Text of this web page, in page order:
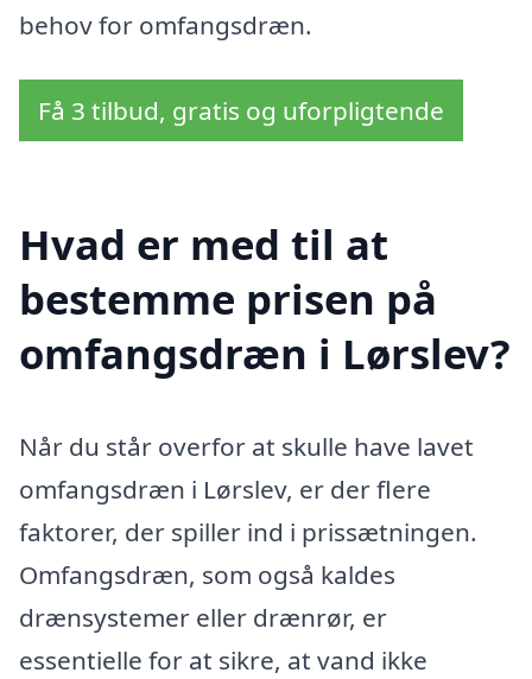
behov for omfangsdræn.
Få 3 tilbud, gratis og uforpligtende
Hvad er med til at
bestemme prisen på
omfangsdræn i Lørslev?
Når du står overfor at skulle have lavet
omfangsdræn i Lørslev, er der flere
faktorer, der spiller ind i prissætningen.
Omfangsdræn, som også kaldes
drænsystemer eller drænrør, er
essentielle for at sikre, at vand ikke